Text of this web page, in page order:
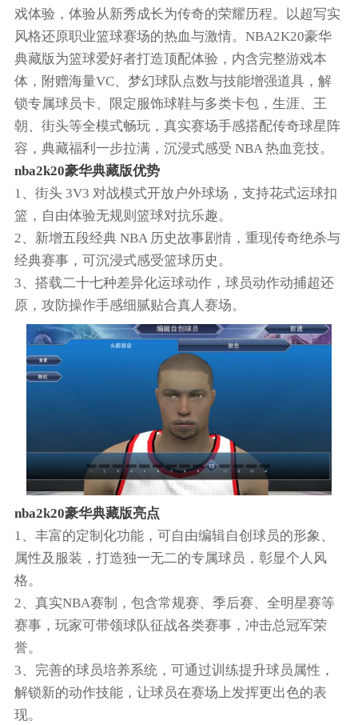
戏体验，体验从新秀成长为传奇的荣耀历程。以超写实
风格还原职业篮球赛场的热血与激情。NBA2K20豪华
典藏版为篮球爱好者打造顶配体验，内含完整游戏本
体，附赠海量VC、梦幻球队点数与技能增强道具，解
锁专属球员卡、限定服饰球鞋与多类卡包，生涯、王
朝、街头等全模式畅玩，真实赛场手感搭配传奇球星阵
容，典藏福利一步拉满，沉浸式感受 NBA 热血竞技。
nba2k20豪华典藏版优势
1、街头 3V3 对战模式开放户外球场，支持花式运球扣
篮，自由体验无规则篮球对抗乐趣。
2、新增五段经典 NBA 历史故事剧情，重现传奇绝杀与
经典赛事，可沉浸式感受篮球历史。
3、搭载二十七种差异化运球动作，球员动作动捕超还
原，攻防操作手感细腻贴合真人赛场。
nba2k20豪华典藏版亮点
1、丰富的定制化功能，可自由编辑自创球员的形象、
属性及服装，打造独一无二的专属球员，彰显个人风
格。
2、真实NBA赛制，包含常规赛、季后赛、全明星赛等
赛事，玩家可带领球队征战各类赛事，冲击总冠军荣
誉。
3、完善的球员培养系统，可通过训练提升球员属性，
解锁新的动作技能，让球员在赛场上发挥更出色的表
现。